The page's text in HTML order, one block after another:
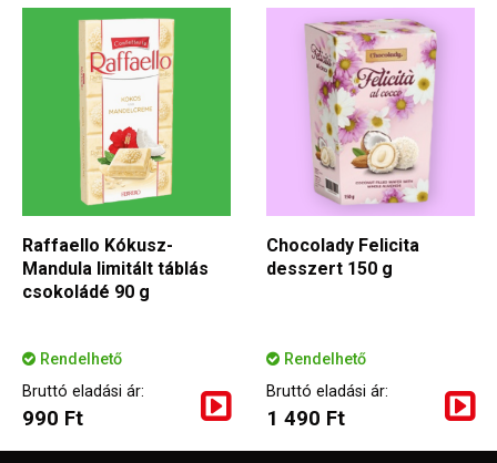
Raffaello Kókusz-
Mandula limitált táblás
csokoládé 90 g
Rendelhető
Bruttó eladási ár:
990 Ft
Chocolady Felicita
desszert 150 g
Rendelhető
Bruttó eladási ár:
1 490 Ft